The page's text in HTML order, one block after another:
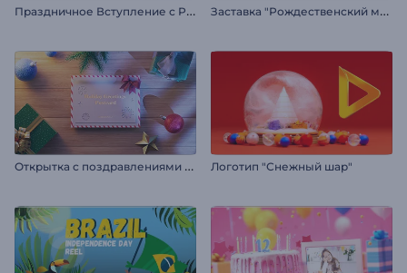
П
раздничное Вступление с Рождественским Венком З
аставка "Рождественский медведь"
О
ткрытка с поздравлениями с праздником Логотип "Снежный шар"